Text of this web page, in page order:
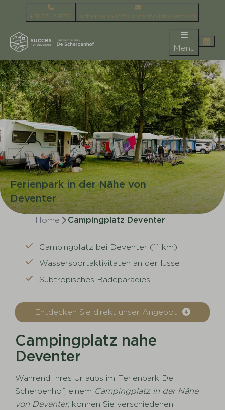
+31 571 291731 scherpenhof@succesholidayparcs.nl
Menü
Ferienpark in der Nähe von
Deventer
Home Campingplatz Deventer
Campingplatz bei Deventer (11 km)
Wassersportaktivitäten an der IJssel
Subtropisches Badeparadies
Entdecken Sie direkt unser Angebot
Campingplatz nahe
Deventer
Während Ihres Urlaubs im Ferienpark De
Scherpenhof, einem Campingplatz in der Nähe
von Deventer, können Sie verschiedenen